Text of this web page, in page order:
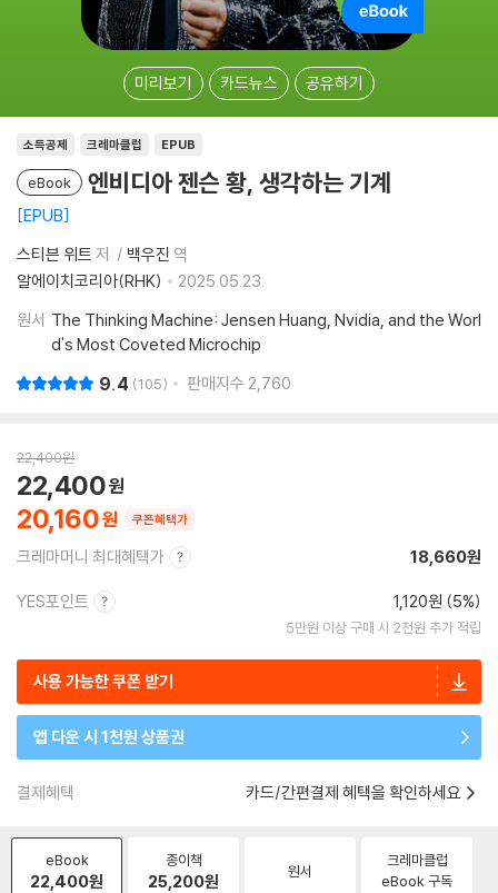
미리보기 카드뉴스 공유하기
소득공제 크레마클럽 EPUB
eBook 엔비디아 젠슨 황, 생각하는 기계
EPUB
스티븐 위트 저 백우진 역
알에이치코리아(RHK)
2025.05.23.
원서 The Thinking Machine: Jensen Huang, Nvidia, and the Worl
d's Most Coveted Microchip
9.4 105 판매지수 2,760
22,400원
20,160
22,400
쿠폰혜택가
크레마머니 최대혜택가 18,660원
YES포인트 1,120원 (5%)
5만원 이상 구매 시 2천원 추가 적립
사용 가능한 쿠폰 받기
앱 다운 시 1천원 상품권
결제혜택 카드/간편결제 혜택을 확인하세요
eBook
22,400원
종이책
25,200원 원서
크레마클럽
eBook 구독